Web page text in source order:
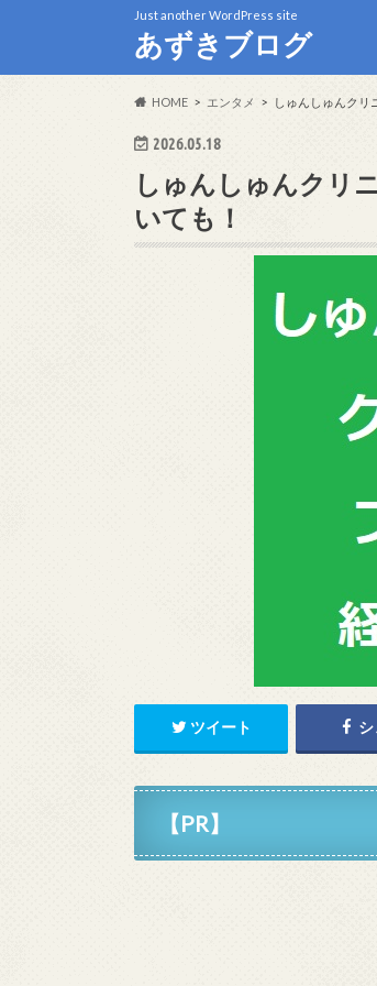
Just another WordPress site
あずきブログ
HOME エンタメ しゅんしゅんクリ
2026.05.18
しゅんしゅんクリ
いても！
ツイート
【PR】